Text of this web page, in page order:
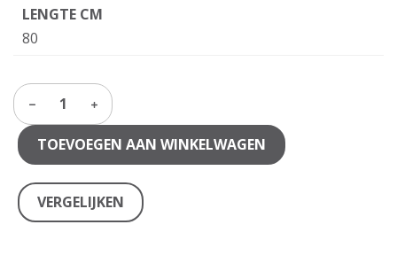
LENGTE CM
80
1
TOEVOEGEN AAN WINKELWAGEN
VERGELIJKEN